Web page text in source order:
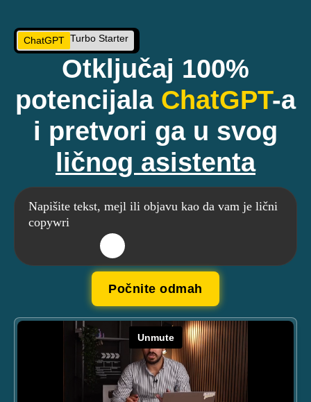
ChatGPT Turbo Starter
Otključaj 100%
potencijala ChatGPT-a
i pretvori ga u svog
ličnog asistenta
Napišite tekst, mejl ili objavu kao da vam je lični
copywriter u džepu
Počnite odmah